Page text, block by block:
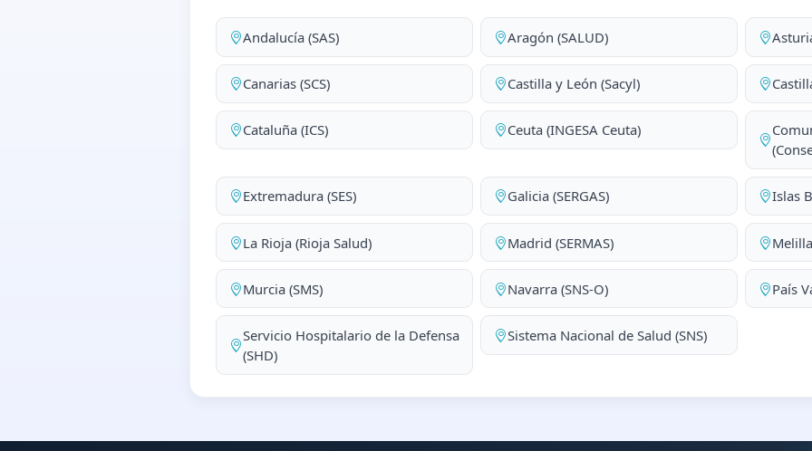
Andalucía (SAS) Aragón (SALUD)
Canarias (SCS) Castilla y León (Sacyl)
Cataluña (ICS) Ceuta (INGESA Ceuta)
Extremadura (SES) Galicia (SERGAS) Islas
La Rioja (Rioja Salud) Madrid (SERMAS)
Murcia (SMS) Navarra (SNS-O) País
Servicio Hospitalario de la Defensa
(SHD)
Sistema Nacional de Salud (SNS)